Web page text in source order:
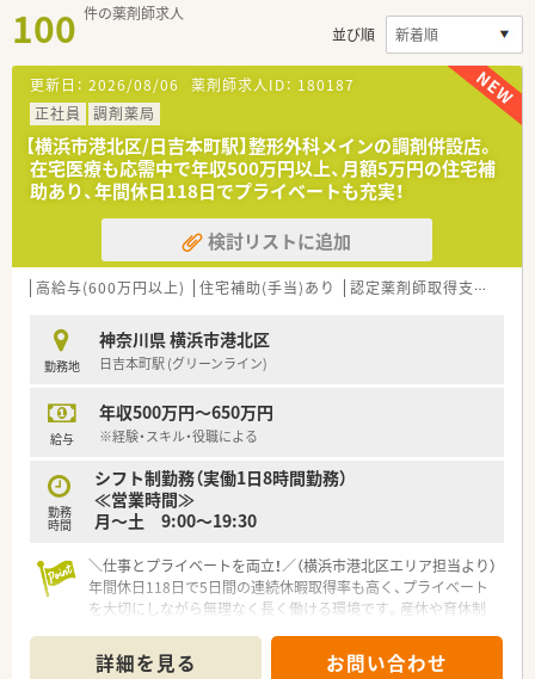
100 件の薬剤師求人
並び順
更新日： 2026/08/06 薬剤師求人ID： 180187
正社員
調剤薬局
【横浜市港北区/日吉本町駅】整形外科メインの調剤併設店。
在宅医療も応需中で年収500万円以上、月額5万円の住宅補
助あり、年間休日118日でプライベートも充実！
検討リストに追加
高給与(600万円以上) 住宅補助(手当)あり 認定薬剤師取得支援あり
勤務地
神奈川県 横浜市港北区
日吉本町駅 (グリーンライン)
給与
年収500万円～650万円
※経験・スキル・役職による
勤務
時間
シフト制勤務（実働1日8時間勤務）
≪営業時間≫
月～土 9:00～19:30
＼仕事とプライベートを両立！／（横浜市港北区エリア担当より）
年間休日118日で5日間の連続休暇取得率も高く、プライベート
を大切にしながら無理なく長く働ける環境です。産休や育休制
＊------------------------------------------＊
詳細を見る お問い合わせ